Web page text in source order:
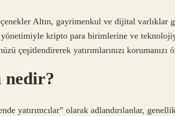
Altın, gayrimenkul ve dijital varlıklar
kripto para birimlerine ve
çeşitlendirerek yatırımlarınızı korumanızı
nedir?
yatırımcılar” olarak adlandırılanlar,